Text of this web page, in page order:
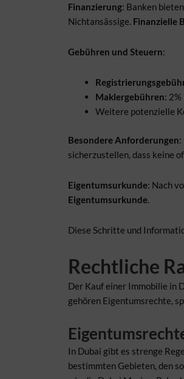
Finanzierung: Banken
Nichtansässige. Finanzielle
Gebühren und Steuern:
Maklergebühren:
Weitere potenzielle
Besondere Anforderungen:
sicherzustellen, dass keine
Eigentumsurkunde: Nach
Eigentumsurkunde.
Diese Schritte und
Rechtliche
Der Kauf einer Immobilie in
gehören Eigentumsrechte,
In Dubai gibt es strenge
bestimmten Gebieten, den